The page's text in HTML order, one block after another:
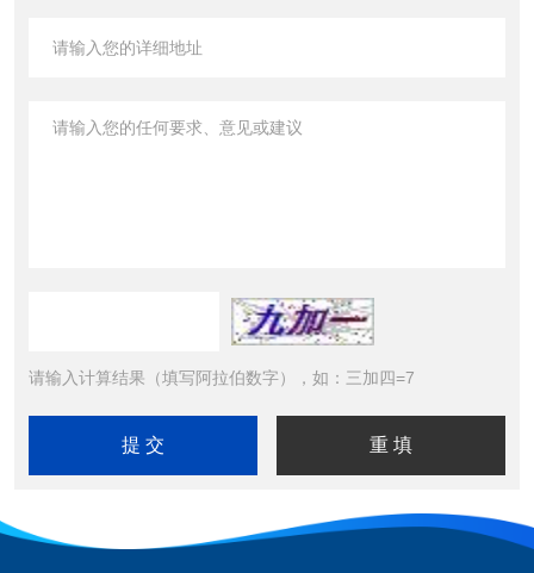
请输入计算结果（填写阿拉伯数字），如：三加四=7